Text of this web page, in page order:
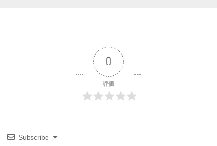
0
評価
Subscribe